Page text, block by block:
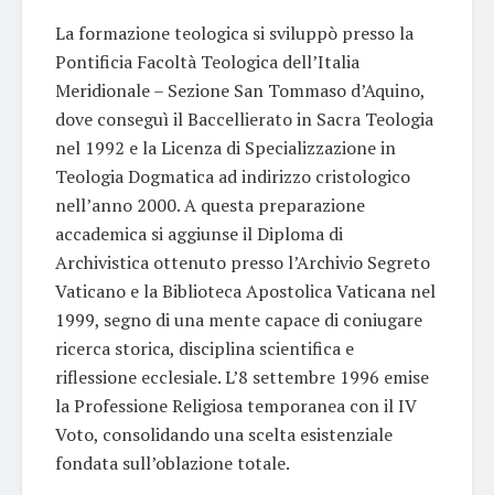
La formazione teologica si sviluppò presso la
Pontificia Facoltà Teologica dell’Italia
Meridionale – Sezione San Tommaso d’Aquino,
dove conseguì il Baccellierato in Sacra Teologia
nel 1992 e la Licenza di Specializzazione in
Teologia Dogmatica ad indirizzo cristologico
nell’anno 2000. A questa preparazione
accademica si aggiunse il Diploma di
Archivistica ottenuto presso l’Archivio Segreto
Vaticano e la Biblioteca Apostolica Vaticana nel
1999, segno di una mente capace di coniugare
ricerca storica, disciplina scientifica e
riflessione ecclesiale. L’8 settembre 1996 emise
la Professione Religiosa temporanea con il IV
Voto, consolidando una scelta esistenziale
fondata sull’oblazione totale.